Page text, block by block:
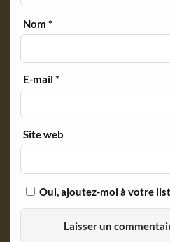
Nom*
E-mail*
Site web
Oui, ajoutez-moi à votre